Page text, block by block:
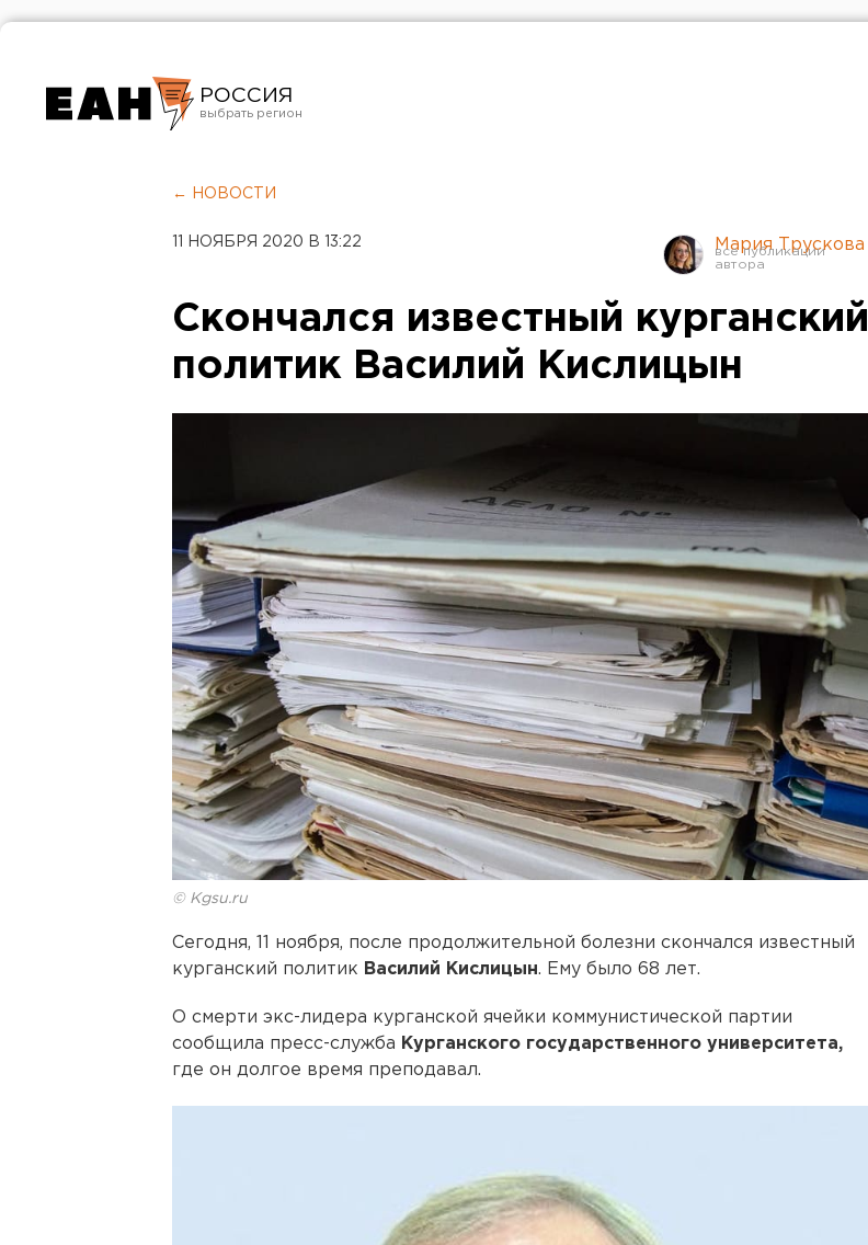
РОССИЯ
Челябинск
← НОВОСТИ
11 НОЯБРЯ 2020 В 13:22 Мария Трускова
Скончался известный курганский
политик Василий Кислицын
© Kgsu.ru
Сегодня, 11 ноября, после продолжительной болезни скончался известный
курганский политик Василий Кислицын. Ему было 68 лет.
О смерти экс-лидера курганской ячейки коммунистической партии
сообщила пресс-служба Курганского государственного университета,
где он долгое время преподавал.